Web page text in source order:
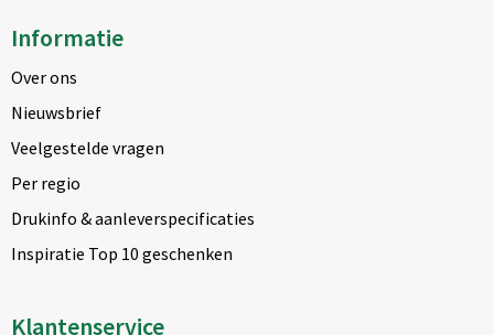
Informatie
Over ons
Nieuwsbrief
Veelgestelde vragen
Per regio
Drukinfo & aanleverspecificaties
Inspiratie Top 10 geschenken
Klantenservice